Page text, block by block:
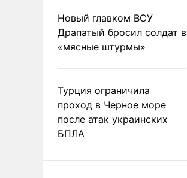
Новый главком ВСУ
Драпатый бросил солдат в
«мясные штурмы»
Турция ограничила
проход в Черное море
после атак украинских
БПЛА